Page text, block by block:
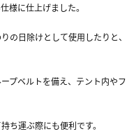
様に仕上げました。
の日除けとして使用したりと
プベルトを備え、テント内や
ち運ぶ際にも便利です。